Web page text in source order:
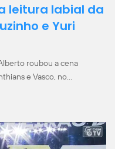
leitura labial da
e Yuri
roubou a cena
e Vasco, no…